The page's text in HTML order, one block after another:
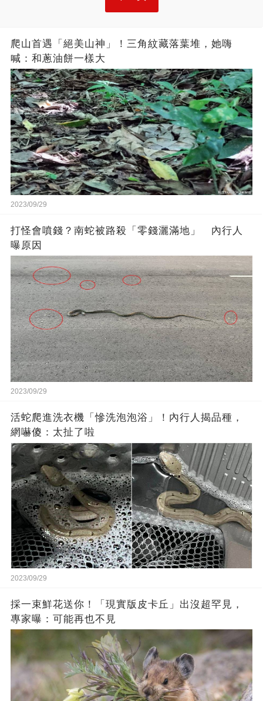
爬山首遇「絕美山神」！三角紋藏落葉堆，她嗨
喊：和蔥油餅一樣大
2023/09/29
打怪會噴錢？南蛇被路殺「零錢灑滿地」 內行人
曝原因
2023/09/29
活蛇爬進洗衣機「慘洗泡泡浴」！內行人揭品種，
網嚇傻：太扯了啦
2023/09/29
採一束鮮花送你！「現實版皮卡丘」出沒超罕見，
專家曝：可能再也不見